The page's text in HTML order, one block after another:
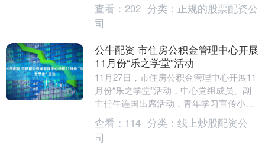
峻的国际安....
查看： 202 分类： 正规的股票配资公
司
公牛配资 市住房公积金管理中心开展
11月份“乐之学堂”活动
11月27日，市住房公积金管理中心开展11
月份“乐之学堂”活动，中心党组成员、副
主任牛连国出席活动，青年学习宣传小组
全体成员参加。 管理科刘文文带来咖啡知
识分享....
查看： 114 分类： 线上炒股配资公
司